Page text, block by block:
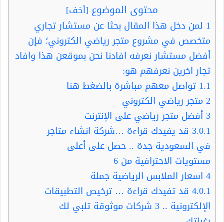
محتوى الموضوع [أخف]
1 لمن دخل هذا المقال بحثا عن مستشار تجاري
متخصص في مشروع متجر رياضي الكتروني؛ فإن
أفضل مستشار نعرفه افادنا نحن بموقعن هذا وافاد
تجار اخرين نعرفهم هو:
1.1 تواصل معهم مباشرة بالضغط هنا
2متجر رياضي الكتروني
3أفضل متجر رياضي على الإنترنت
3.0.1 قد يفيدك قراءة …شركة انشاء متاجر
في السعودية جدة .. حصل على أعلى
مستويات الاحترافية من 6
4 اسعار الملابس الرياضية جملة
4.0.1 قد تفيدك قراءة … ترخيص التطبيقات
الإلكترونية .. 3 شركات موثوقة تلبي لك